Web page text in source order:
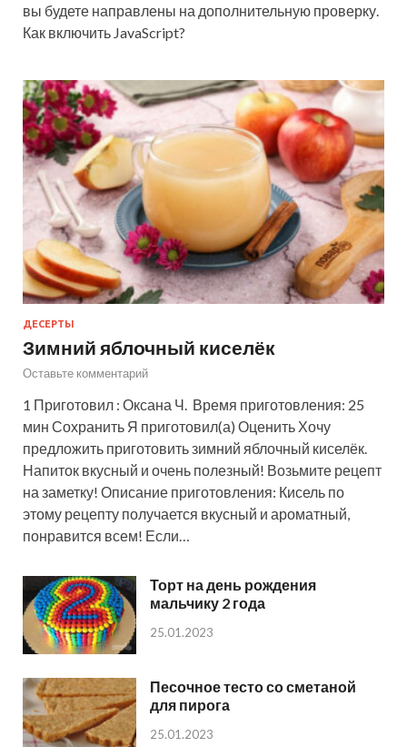
вы будете направлены на дополнительную проверку.
Как включить JavaScript?
ДЕСЕРТЫ
Зимний яблочный киселёк
Оставьте комментарий
1 Приготовил : Оксана Ч. Время приготовления: 25
мин Сохранить Я приготовил(а) Оценить Хочу
предложить приготовить зимний яблочный киселёк.
Напиток вкусный и очень полезный! Возьмите рецепт
на заметку! Описание приготовления: Кисель по
этому рецепту получается вкусный и ароматный,
понравится всем! Если…
Торт на день рождения
мальчику 2 года
25.01.2023
Песочное тесто со сметаной
для пирога
25.01.2023